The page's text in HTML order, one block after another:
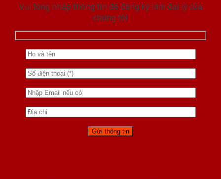
Vui lòng nhập thông tin để đăng ký làm đại lý của
chúng tôi